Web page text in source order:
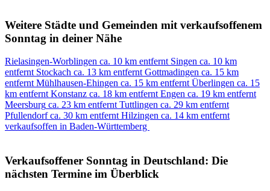
Weitere Städte und Gemeinden mit verkaufsoffenem
Sonntag in deiner Nähe
Rielasingen-Worblingen ca. 10 km entfernt Singen ca. 10 km
entfernt Stockach ca. 13 km entfernt Gottmadingen ca. 15 km
entfernt Mühlhausen-Ehingen ca. 15 km entfernt Überlingen ca. 15
km entfernt Konstanz ca. 18 km entfernt Engen ca. 19 km entfernt
Meersburg ca. 23 km entfernt Tuttlingen ca. 29 km entfernt
Pfullendorf ca. 30 km entfernt Hilzingen ca. 14 km entfernt
verkaufsoffen in Baden-Württemberg
Verkaufsoffener Sonntag in Deutschland: Die
nächsten Termine im Überblick